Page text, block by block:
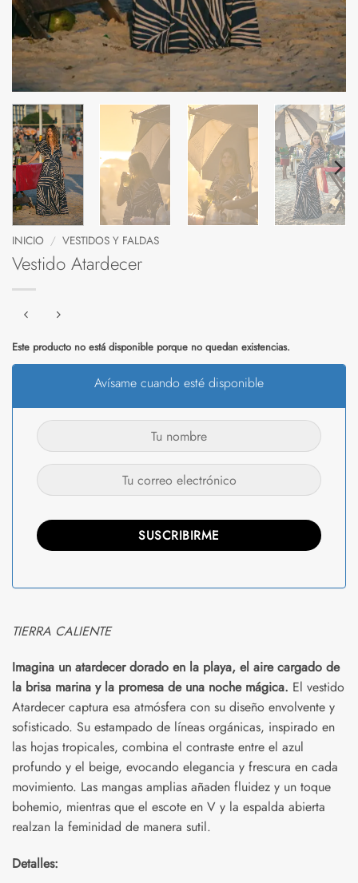
INICIO / VESTIDOS Y FALDAS
Vestido Atardecer
Este producto no está disponible porque no quedan existencias.
Avísame cuando esté disponible
TIERRA CALIENTE
Imagina un atardecer dorado en la playa, el aire cargado de
la brisa marina y la promesa de una noche mágica. El vestido
Atardecer captura esa atmósfera con su diseño envolvente y
sofisticado. Su estampado de líneas orgánicas, inspirado en
las hojas tropicales, combina el contraste entre el azul
profundo y el beige, evocando elegancia y frescura en cada
movimiento. Las mangas amplias añaden fluidez y un toque
bohemio, mientras que el escote en V y la espalda abierta
realzan la feminidad de manera sutil.
Detalles: